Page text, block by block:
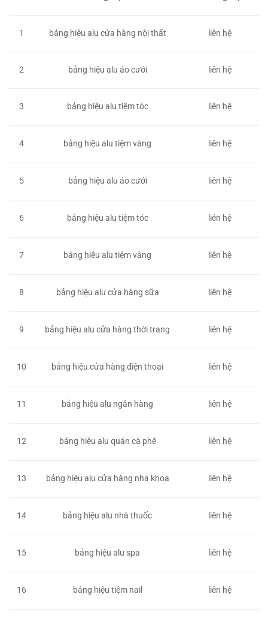
1 bảng hiệu alu cửa hàng nội thất liên hệ
2 bảng hiệu alu áo cưới liên hệ
3 bảng hiệu alu tiệm tóc liên hệ
4 bảng hiệu alu tiệm vàng liên hệ
5 bảng hiệu alu áo cưới liên hệ
6 bảng hiệu alu tiệm tóc liên hệ
7 bảng hiệu alu tiệm vàng liên hệ
8 bảng hiệu alu cửa hàng sữa liên hệ
9 bảng hiệu alu cửa hàng thời trang liên hệ
10 bảng hiệu cửa hàng điện thoại liên hệ
11 bảng hiệu alu ngân hàng liên hệ
12 bảng hiệu alu quán cà phê liên hệ
13 bảng hiệu alu cửa hàng nha khoa liên hệ
14 bảng hiệu alu nhà thuốc liên hệ
15 bảng hiệu alu spa liên hệ
16 bảng hiệu tiệm nail liên hệ